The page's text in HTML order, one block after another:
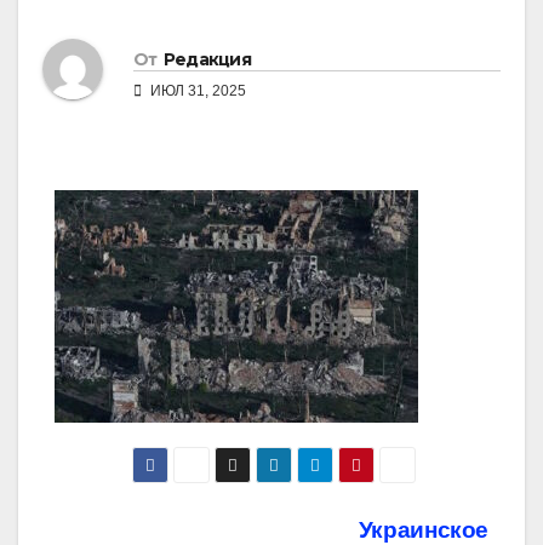
От Редакция
ИЮЛ 31, 2025
Украинское